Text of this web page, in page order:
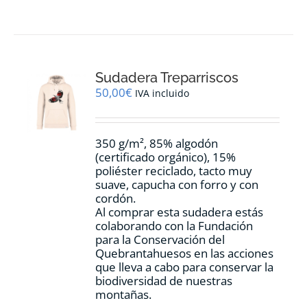
se
pueden
en
página
de
producto
Sudadera Treparriscos
50,00€ IVA incluido
350 g/m², 85% algodón
(certificado orgánico), 15%
poliéster reciclado, tacto muy
suave, capucha con forro y con
cordón.
Al comprar esta sudadera estás
colaborando con la Fundación
para la Conservación del
Quebrantahuesos en las acciones
que lleva a cabo para conservar la
biodiversidad de nuestras
montañas.